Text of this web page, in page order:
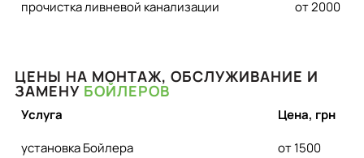
прочистка ливневой канализации от 2000
ЦЕНЫ НА МОНТАЖ, ОБСЛУЖИВАНИЕ И
ЗАМЕНУ БОЙЛЕРОВ
Услуга
Цена, грн
установка Бойлера
от 1500